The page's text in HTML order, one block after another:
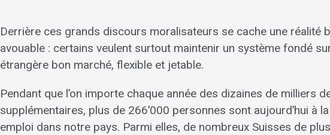
Derrière ces grands discours moralisateurs se cache une réalité
avouable : certains veulent surtout maintenir un système fondé
étrangère bon marché, flexible et jetable.
Pendant que l’on importe chaque année des dizaines de milliers
supplémentaires, plus de 266’000 personnes sont aujourd’hui à
emploi dans notre pays. Parmi elles, de nombreux Suisses de